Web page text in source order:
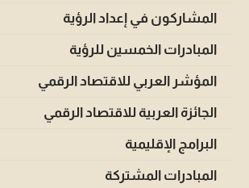
المشاركون في إعداد الرؤية
المبادرات الخمسين للرؤية
المؤشر العربي للاقتصاد الرقمي
الجائزة العربية للاقتصاد الرقمي
البرامج الإقليمية
المبادرات المشتركة